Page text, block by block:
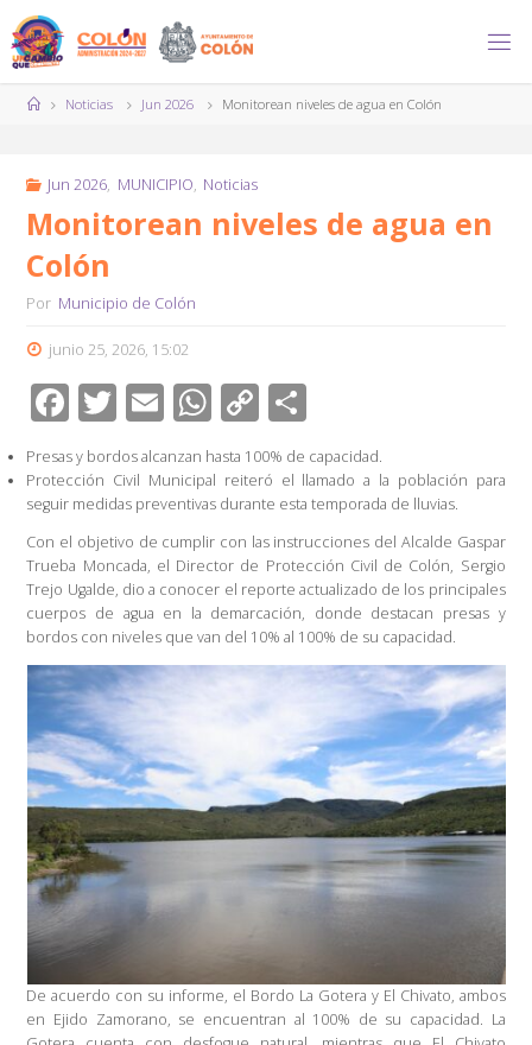
contenido
PáginaNoticias Jun 2026 Monitorean niveles de agua en Colón
Jun 2026, MUNICIPIO, Noticias
Monitorean niveles de agua en
Colón
Por Municipio de Colón
junio 25, 2026, 15:02
F
ac
e
b
o
o
k
T
wi
tt
er
E
m
ail
W
h
at
s
A
p
p
C
o
p
y
Li
n
k
o
m
p
ar
tir
Presas y bordos alcanzan hasta 100% de capacidad.
Protección Civil Municipal reiteró el llamado a la población para
seguir medidas preventivas durante esta temporada de lluvias.
Con el objetivo de cumplir con las instrucciones del Alcalde Gaspar
Trueba Moncada, el Director de Protección Civil de Colón, Sergio
Trejo Ugalde, dio a conocer el reporte actualizado de los principales
cuerpos de agua en la demarcación, donde destacan presas y
bordos con niveles que van del 10% al 100% de su capacidad.
De acuerdo con su informe, el Bordo La Gotera y El Chivato, ambos
en Ejido Zamorano, se encuentran al 100% de su capacidad. La